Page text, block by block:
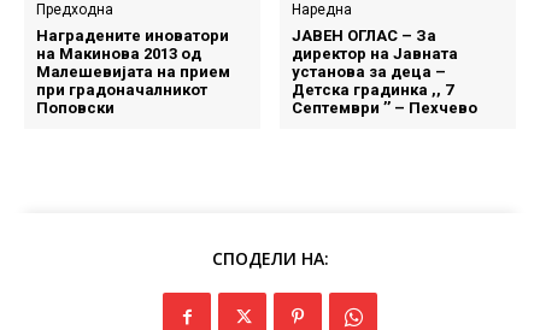
Предходна
Наградените иноватори
на Макинова 2013 од
Малешевијата на прием
при градоначалникот
Поповски
Наредна
ЈАВЕН ОГЛАС – За
директор на Јавната
установа за деца –
Детска градинка ,, 7
Септември ’’ – Пехчево
СПОДЕЛИ НА: